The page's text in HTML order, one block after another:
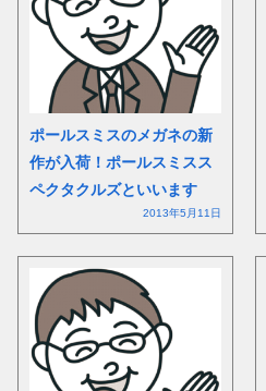
ポールスミスのメガネの新
作が入荷！ポールスミスス
ペクタクルズといいます
2013年5月11日